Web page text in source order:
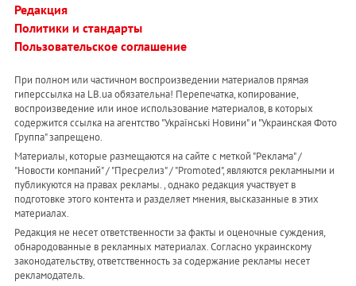
Редакция
Политики и стандарты
Пользовательское соглашение
При полном или частичном воспроизведении материалов прямая
гиперссылка на LB.ua обязательна! Перепечатка, копирование,
воспроизведение или иное использование материалов, в которых
содержится ссылка на агентство "Українськi Новини" и "Украинская Фото
Группа" запрещено.
Материалы, которые размещаются на сайте с меткой "Реклама" /
"Новости компаний" / "Пресрелиз" / "Promoted", являются рекламными и
публикуются на правах рекламы. , однако редакция участвует в
подготовке этого контента и разделяет мнения, высказанные в этих
материалах.
Редакция не несет ответственности за факты и оценочные суждения,
обнародованные в рекламных материалах. Согласно украинскому
законодательству, ответственность за содержание рекламы несет
рекламодатель.